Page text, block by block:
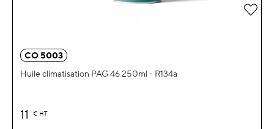
CO 5003
Huile climatisation PAG 46 250ml - R134a
11 € HT